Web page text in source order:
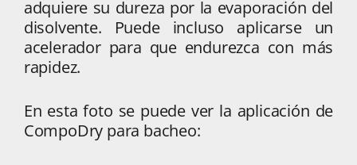
adquiere su dureza por la evaporación del
disolvente. Puede incluso aplicarse un
acelerador para que endurezca con más
rapidez.
En esta foto se puede ver la aplicación de
CompoDry para bacheo: